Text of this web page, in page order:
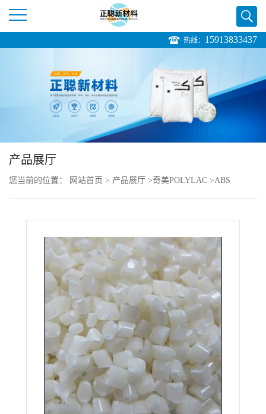
公
热线： 15913833437
产品展厅
您当前的位置： 网站首页 > 产品展厅 >奇美POLYLAC >ABS